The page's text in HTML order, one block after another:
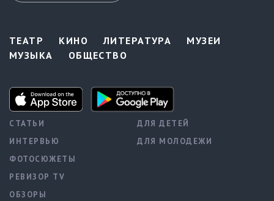
ТЕАТР КИНО ЛИТЕРАТУРА
МУЗЕИ
МУЗЫКА
ОБЩЕСТВО
СТАТЬИ
ИНТЕРВЬЮ
ФОТОСЮЖЕТЫ
РЕВИЗОР TV
ОБЗОРЫ
ДЛЯ ДЕТЕЙ
ДЛЯ МОЛОДЕЖИ